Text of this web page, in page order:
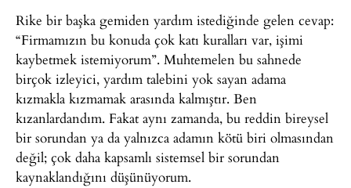
Rike bir başka gemiden yardım istediğinde gelen cevap:
“Firmamızın bu konuda çok katı kuralları var, işimi
kaybetmek istemiyorum”. Muhtemelen bu sahnede
birçok izleyici, yardım talebini yok sayan adama
kızmakla kızmamak arasında kalmıştır. Ben
kızanlardandım. Fakat aynı zamanda, bu reddin bireysel
bir sorundan ya da yalnızca adamın kötü biri olmasından
değil; çok daha kapsamlı sistemsel bir sorundan
kaynaklandığını düşünüyorum.